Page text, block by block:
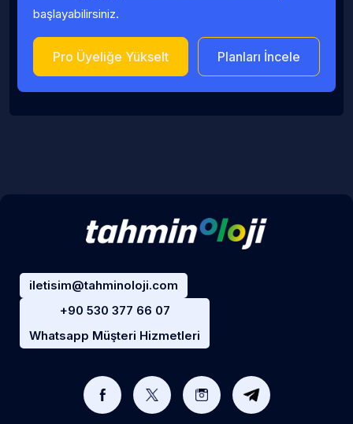
başlayabilirsiniz.
Pro Üyeliğe Yükselt Planları İncele
iletisim@tahminoloji.com
+90 530 377 66 07
Whatsapp Müşteri Hizmetleri